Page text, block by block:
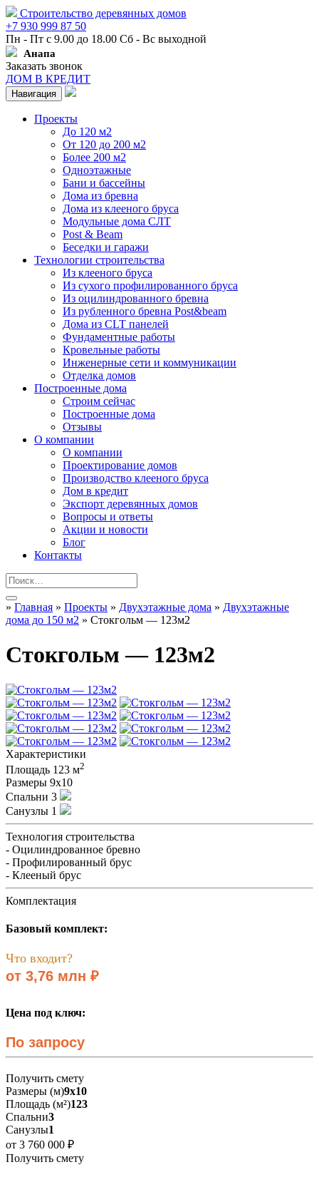
Строительство деревянных домов
+7 930 999 87 50
Пн - Пт с 9.00 до 18.00 Сб - Вс выходной
Анапа
Заказать звонок
ДОМ В КРЕДИТ
Навигация
Проекты
До 120 м2
От 120 до 200 м2
Более 200 м2
Одноэтажные
Бани и бассейны
Дома из бревна
Дома из клееного бруса
Модульные дома СЛТ
Post & Beam
Беседки и гаражи
Технологии строительства
Из клееного бруса
Из сухого профилированного бруса
Из оцилиндрованного бревна
Из рубленного бревна Post&beam
Дома из CLT панелей
Фундаментные работы
Кровельные работы
Инженерные сети и коммуникации
Отделка домов
Построенные дома
Строим сейчас
Построенные дома
Отзывы
О компании
О компании
Проектирование домов
Производство клееного бруса
Дом в кредит
Экспорт деревянных домов
Вопросы и ответы
Акции и новости
Блог
Контакты
» Главная » Проекты » Двухэтажные дома » Двухэтажные
дома до 150 м2 » Стокгольм — 123м2
Стокгольм — 123м2
Характеристики
Площадь 123 м2
Размеры 9х10
Спальни 3
Санузлы 1
Технология строительства
- Оцилиндрованное бревно
- Профилированный брус
- Клееный брус
Комплектация
Базовый комплект:
Что входит?
от 3,76 млн ₽
Цена под ключ:
По запросу
Получить смету
Размеры (м)9х10
Площадь (м²)123
Спальни3
Санузлы1
от 3 760 000 ₽
Получить смету